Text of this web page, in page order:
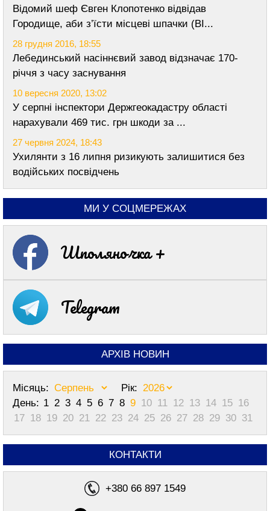
Відомий шеф Євген Клопотенко відвідав
Городище, аби з’їсти місцеві шпачки (ВІ...
28 грудня 2016, 18:55
Лебединський насіннєвий завод відзначає 170-
річчя з часу заснування
10 вересня 2020, 13:02
У серпні інспектори Держгеокадастру області
нарахували 469 тис. грн шкоди за ...
27 червня 2024, 18:43
Ухилянти з 16 липня ризикують залишитися без
водійських посвідчень
МИ У СОЦМЕРЕЖАХ
Шполяночка +
Telegram
АРХІВ НОВИН
Місяць:
Рік:
День: 1 2 3 4 5 6 7 8 9 10 11 12 13 14 15 16
17 18 19 20 21 22 23 24 25 26 27 28 29 30 31
КОНТАКТИ
+380 66 897 1549